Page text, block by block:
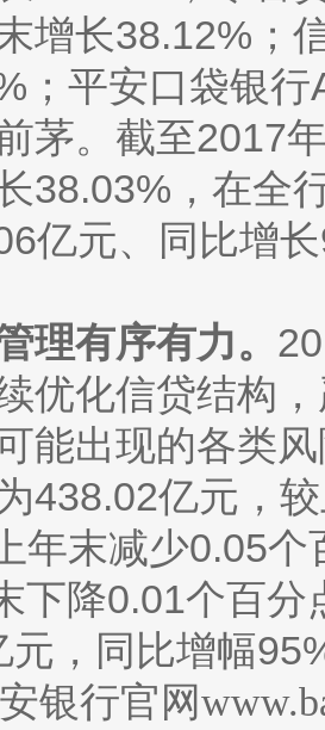
增长38.12%；
；平安口袋银
茅。截至2017
38.03%，在全
亿元、同比增
理有序有力。
优化信贷结构
能出现的各类
438.02亿元，
年末减少0.05
下降0.01个百
元，同比增幅
行官网